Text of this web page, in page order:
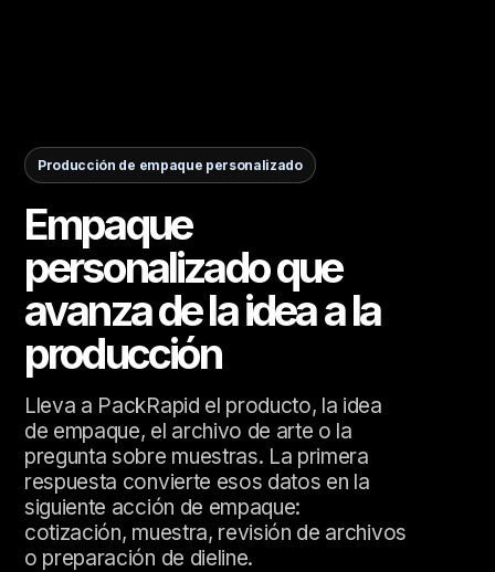
Producción de empaque personalizado
Empaque
personalizado que
avanza de la idea a la
producción
Lleva a PackRapid el producto, la idea
de empaque, el archivo de arte o la
pregunta sobre muestras. La primera
respuesta convierte esos datos en la
siguiente acción de empaque:
cotización, muestra, revisión de archivos
o preparación de dieline.